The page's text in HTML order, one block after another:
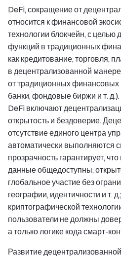
DeFi, сокращение от
относится к финансовой
технологии блокчейн, с
функций в традиционных
как кредитование, торговля,
в децентрализованной
от традиционных финансовых
банки, фондовые биржи и т.
DeFi включают
открытость и бездоверие.
отсутствие единого центра
автоматически выполняются
прозрачность гарантирует,
данные общедоступны;
глобальное участие без
географии, идентичности и т.
криптографической
пользователи не должны
а только логике кода смарт-
Развитие